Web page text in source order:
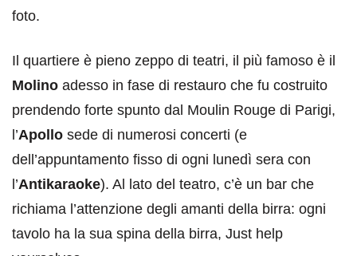
foto.
Il quartiere è pieno zeppo di teatri, il più famoso è il
Molino adesso in fase di restauro che fu costruito
prendendo forte spunto dal Moulin Rouge di Parigi,
l’Apollo sede di numerosi concerti (e
dell’appuntamento fisso di ogni lunedì sera con
l’Antikaraoke). Al lato del teatro, c’è un bar che
richiama l’attenzione degli amanti della birra: ogni
tavolo ha la sua spina della birra, Just help